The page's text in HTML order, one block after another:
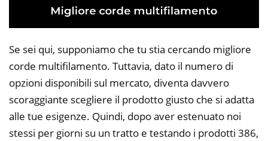
Se sei qui, supponiamo che tu stia cercando migliore
corde multifilamento. Tuttavia, dato il numero di
opzioni disponibili sul mercato, diventa davvero
scoraggiante scegliere il prodotto giusto che si adatta
alle tue esigenze. Quindi, dopo aver estenuato noi
stessi per giorni su un tratto e testando i prodotti 386,